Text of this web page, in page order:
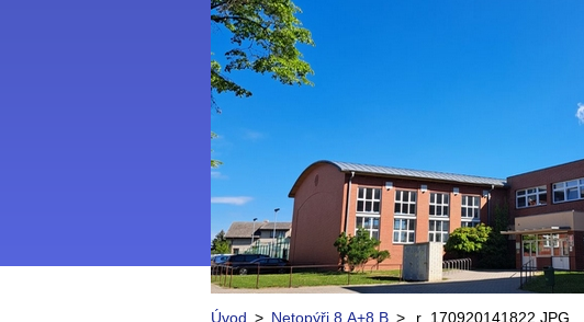
Úvod > Netopýři 8.A+8.B > r_170920141822.JPG